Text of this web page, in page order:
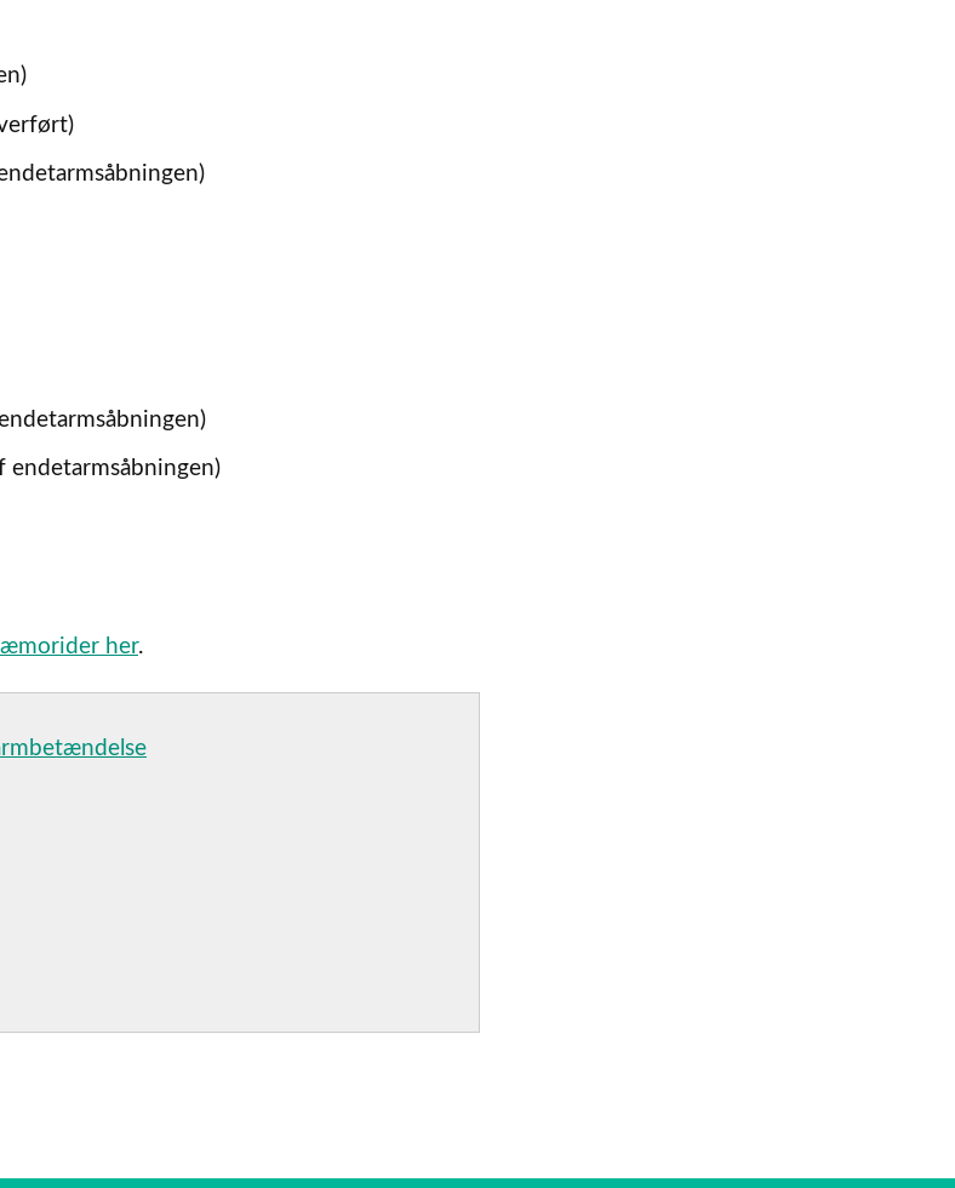
endetarmsåbningen)
her.